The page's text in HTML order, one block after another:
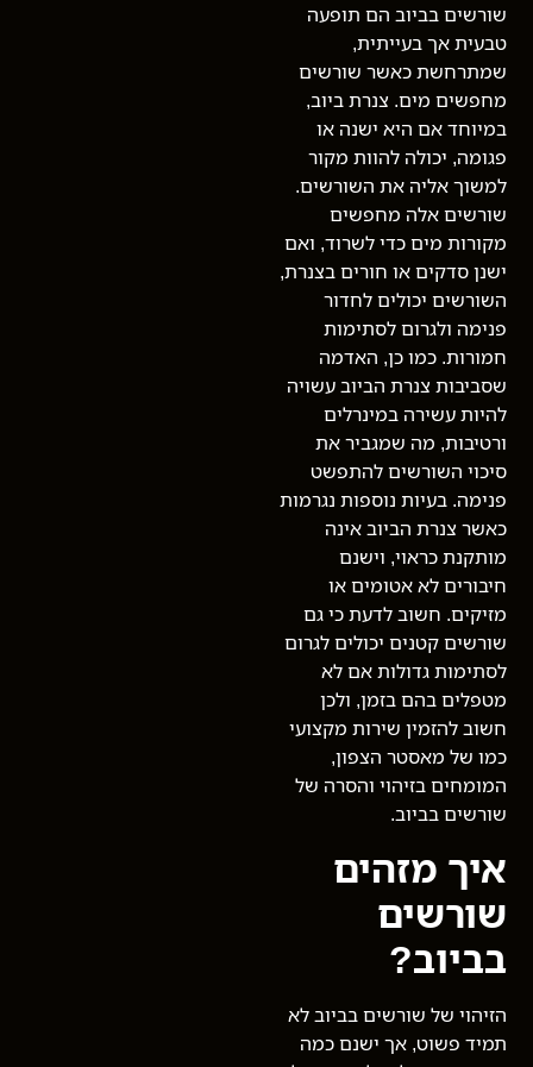
שורשים בביוב הם תופעה
טבעית אך בעייתית,
שמתרחשת כאשר שורשים
מחפשים מים. צנרת ביוב,
במיוחד אם היא ישנה או
פגומה, יכולה להוות מקור
למשוך אליה את השורשים.
שורשים אלה מחפשים
מקורות מים כדי לשרוד, ואם
ישנן סדקים או חורים בצנרת,
השורשים יכולים לחדור
פנימה ולגרום לסתימות
חמורות. כמו כן, האדמה
שסביבות צנרת הביוב עשויה
להיות עשירה במינרלים
ורטיבות, מה שמגביר את
סיכוי השורשים להתפשט
פנימה. בעיות נוספות נגרמות
כאשר צנרת הביוב אינה
מותקנת כראוי, וישנם
חיבורים לא אטומים או
מזיקים. חשוב לדעת כי גם
שורשים קטנים יכולים לגרום
לסתימות גדולות אם לא
מטפלים בהם בזמן, ולכן
חשוב להזמין שירות מקצועי
כמו של מאסטר הצפון,
המומחים בזיהוי והסרה של
שורשים בביוב.
איך מזהים
שורשים
בביוב?
הזיהוי של שורשים בביוב לא
תמיד פשוט, אך ישנם כמה